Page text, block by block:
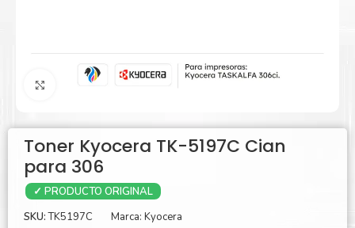
Agrandar
Toner Kyocera TK-5197C Cian
para 306
✓ PRODUCTO ORIGINAL
SKU:TK5197C Marca: Kyocera